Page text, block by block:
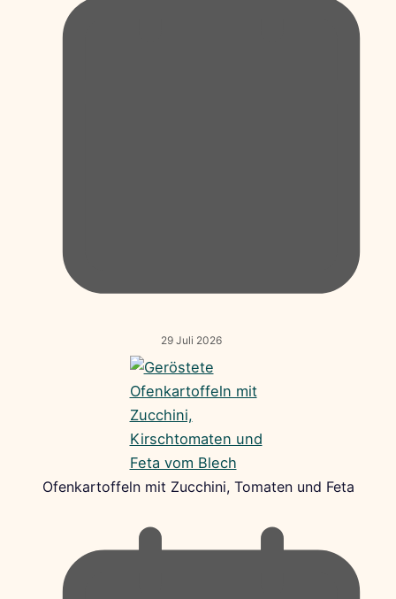
29 Juli 2026
Ofenkartoffeln mit Zucchini, Tomaten und Feta